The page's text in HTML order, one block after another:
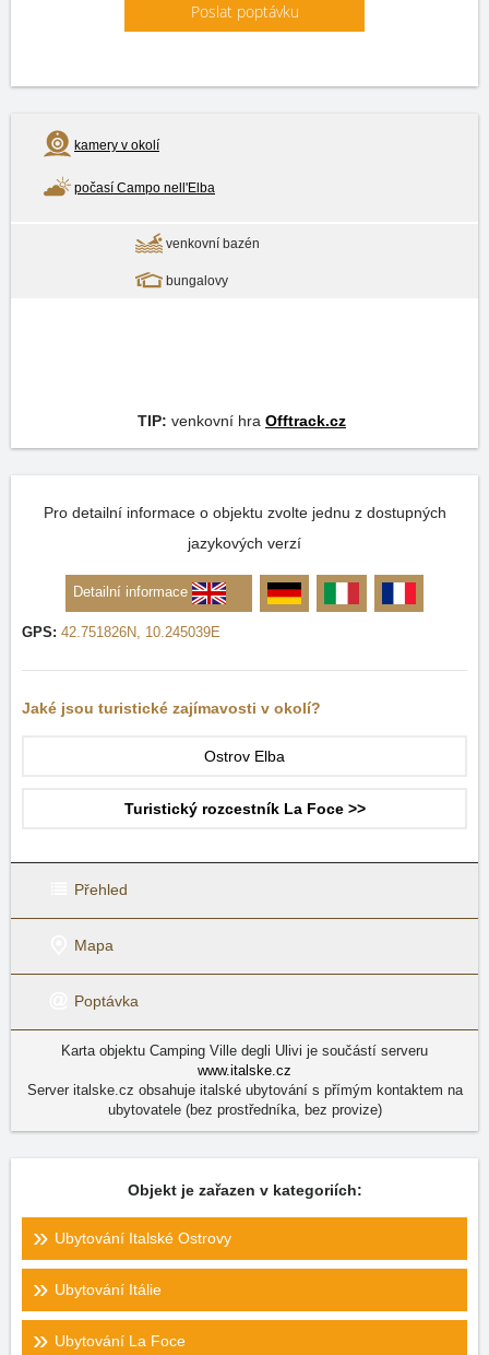
Poslat poptávku
kamery v okolí
počasí Campo nell'Elba
venkovní bazén
bungalovy
TIP: venkovní hra Offtrack.cz
Pro detailní informace o objektu zvolte jednu z dostupných
jazykových verzí
Detailní informace
GPS: 42.751826N, 10.245039E
Jaké jsou turistické zajímavosti v okolí?
Ostrov Elba
Turistický rozcestník La Foce >>
Přehled
Mapa
Poptávka
Karta objektu Camping Ville degli Ulivi je součástí serveru
www.italske.cz
Server italske.cz obsahuje italské ubytování s přímým kontaktem na
ubytovatele (bez prostředníka, bez provize)
Objekt je zařazen v kategoriích:
Ubytování Italské Ostrovy
Ubytování Itálie
Ubytování La Foce